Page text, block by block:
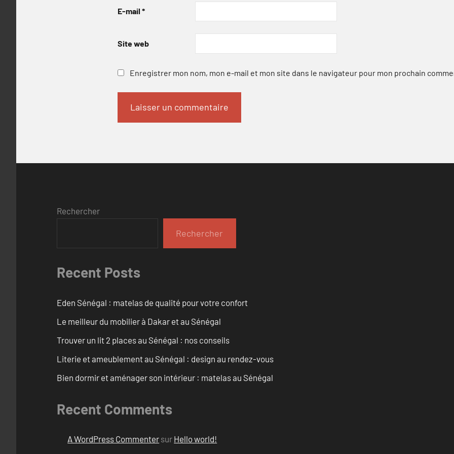
E-mail *
Site web
Enregistrer mon nom, mon e-mail et mon site dans le navigateur pour mon prochain
Rechercher
Rechercher
Recent Posts
Eden Sénégal : matelas de qualité pour votre confort
Le meilleur du mobilier à Dakar et au Sénégal
Trouver un lit 2 places au Sénégal : nos conseils
Literie et ameublement au Sénégal : design au rendez-vous
Bien dormir et aménager son intérieur : matelas au Sénégal
Recent Comments
A WordPress Commenter sur Hello world!